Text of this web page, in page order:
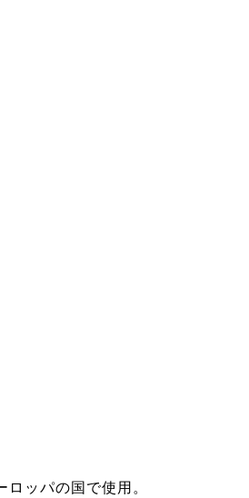
ッパの国で使用。